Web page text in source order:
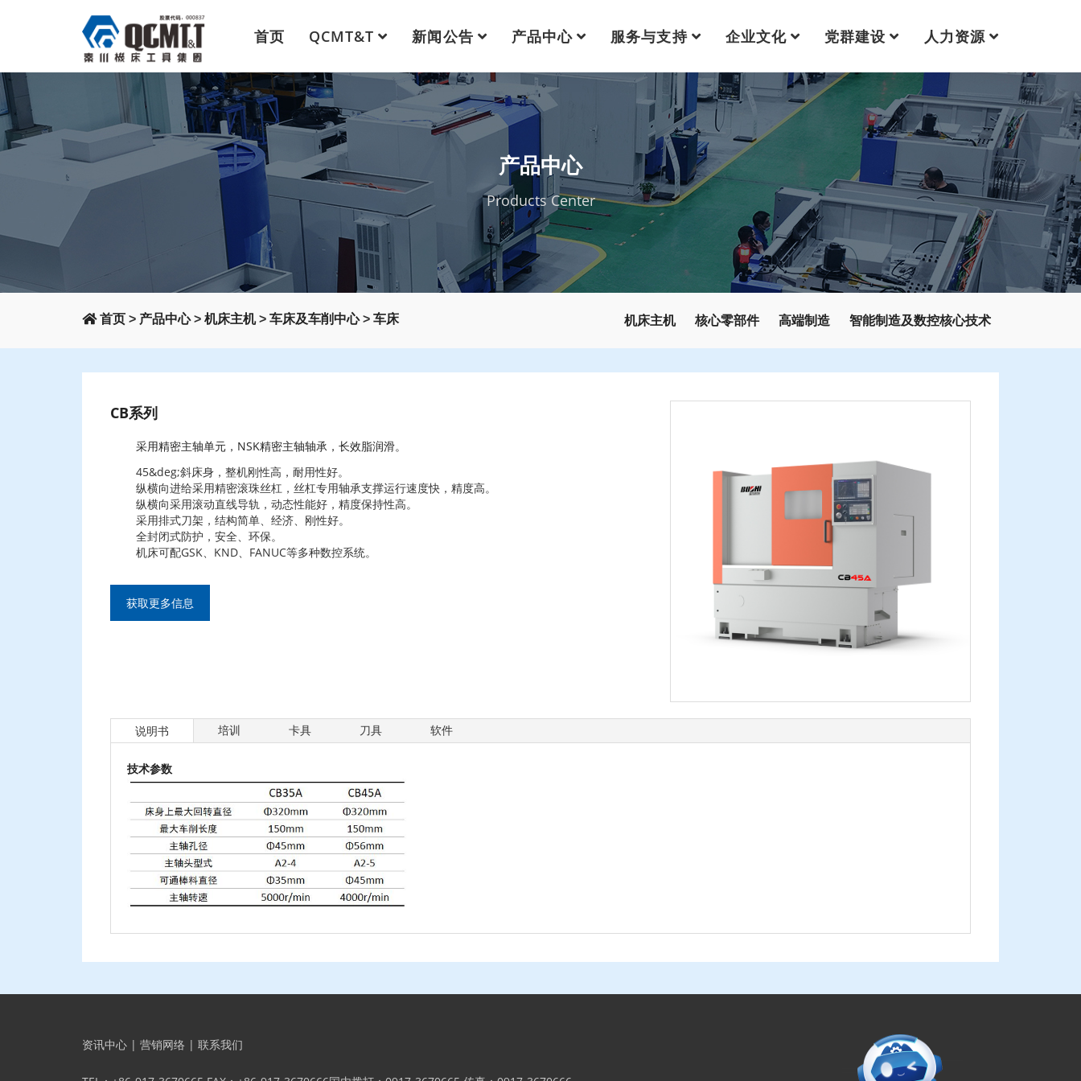
首页 QCMT&T 新闻公告 产品中心 服务与支持 企业文化 党群建设 人力资源
产品中心
Products Center
首页 > 产品中心> 机床主机> 车床及车削中心> 车床 机床主机 核心零部件 高端制造 智能制造及数控核心技术
CB系列
采用精密主轴单元，NSK精密主轴轴承，长效脂润滑。
45&deg;斜床身，整机刚性高，耐用性好。
纵横向进给采用精密滚珠丝杠，丝杠专用轴承支撑运行速度快，精度高。
纵横向采用滚动直线导轨，动态性能好，精度保持性高。
采用排式刀架，结构简单、经济、刚性好。
全封闭式防护，安全、环保。
机床可配GSK、KND、FANUC等多种数控系统。
获取更多信息
说明书 培训 卡具 刀具 软件
技术参数
资讯中心 | 营销网络 | 联系我们